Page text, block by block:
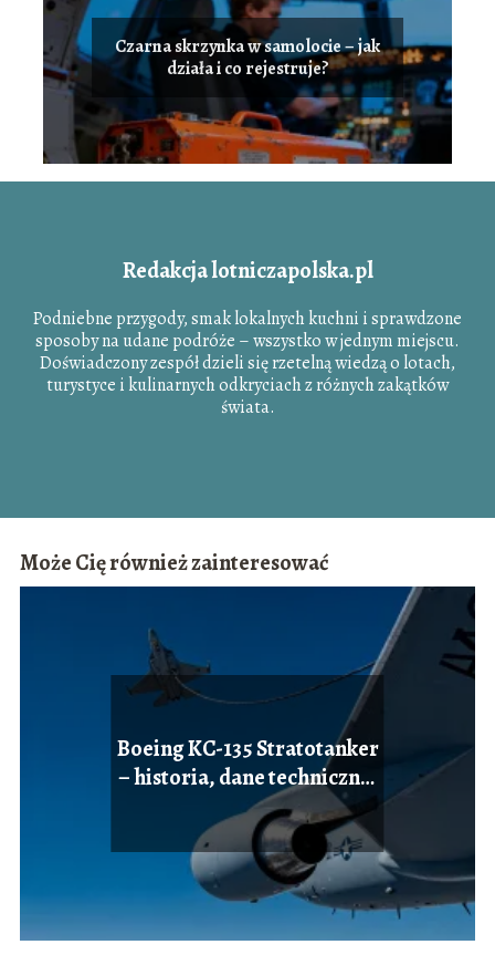
Czarna skrzynka w samolocie – jak
działa i co rejestruje?
Redakcja lotniczapolska.pl
Podniebne przygody, smak lokalnych kuchni i sprawdzone
sposoby na udane podróże – wszystko w jednym miejscu.
Doświadczony zespół dzieli się rzetelną wiedzą o lotach,
turystyce i kulinarnych odkryciach z różnych zakątków
świata.
Może Cię również zainteresować
Boeing KC-135 Stratotanker
– historia, dane techniczne,
zastosowanie